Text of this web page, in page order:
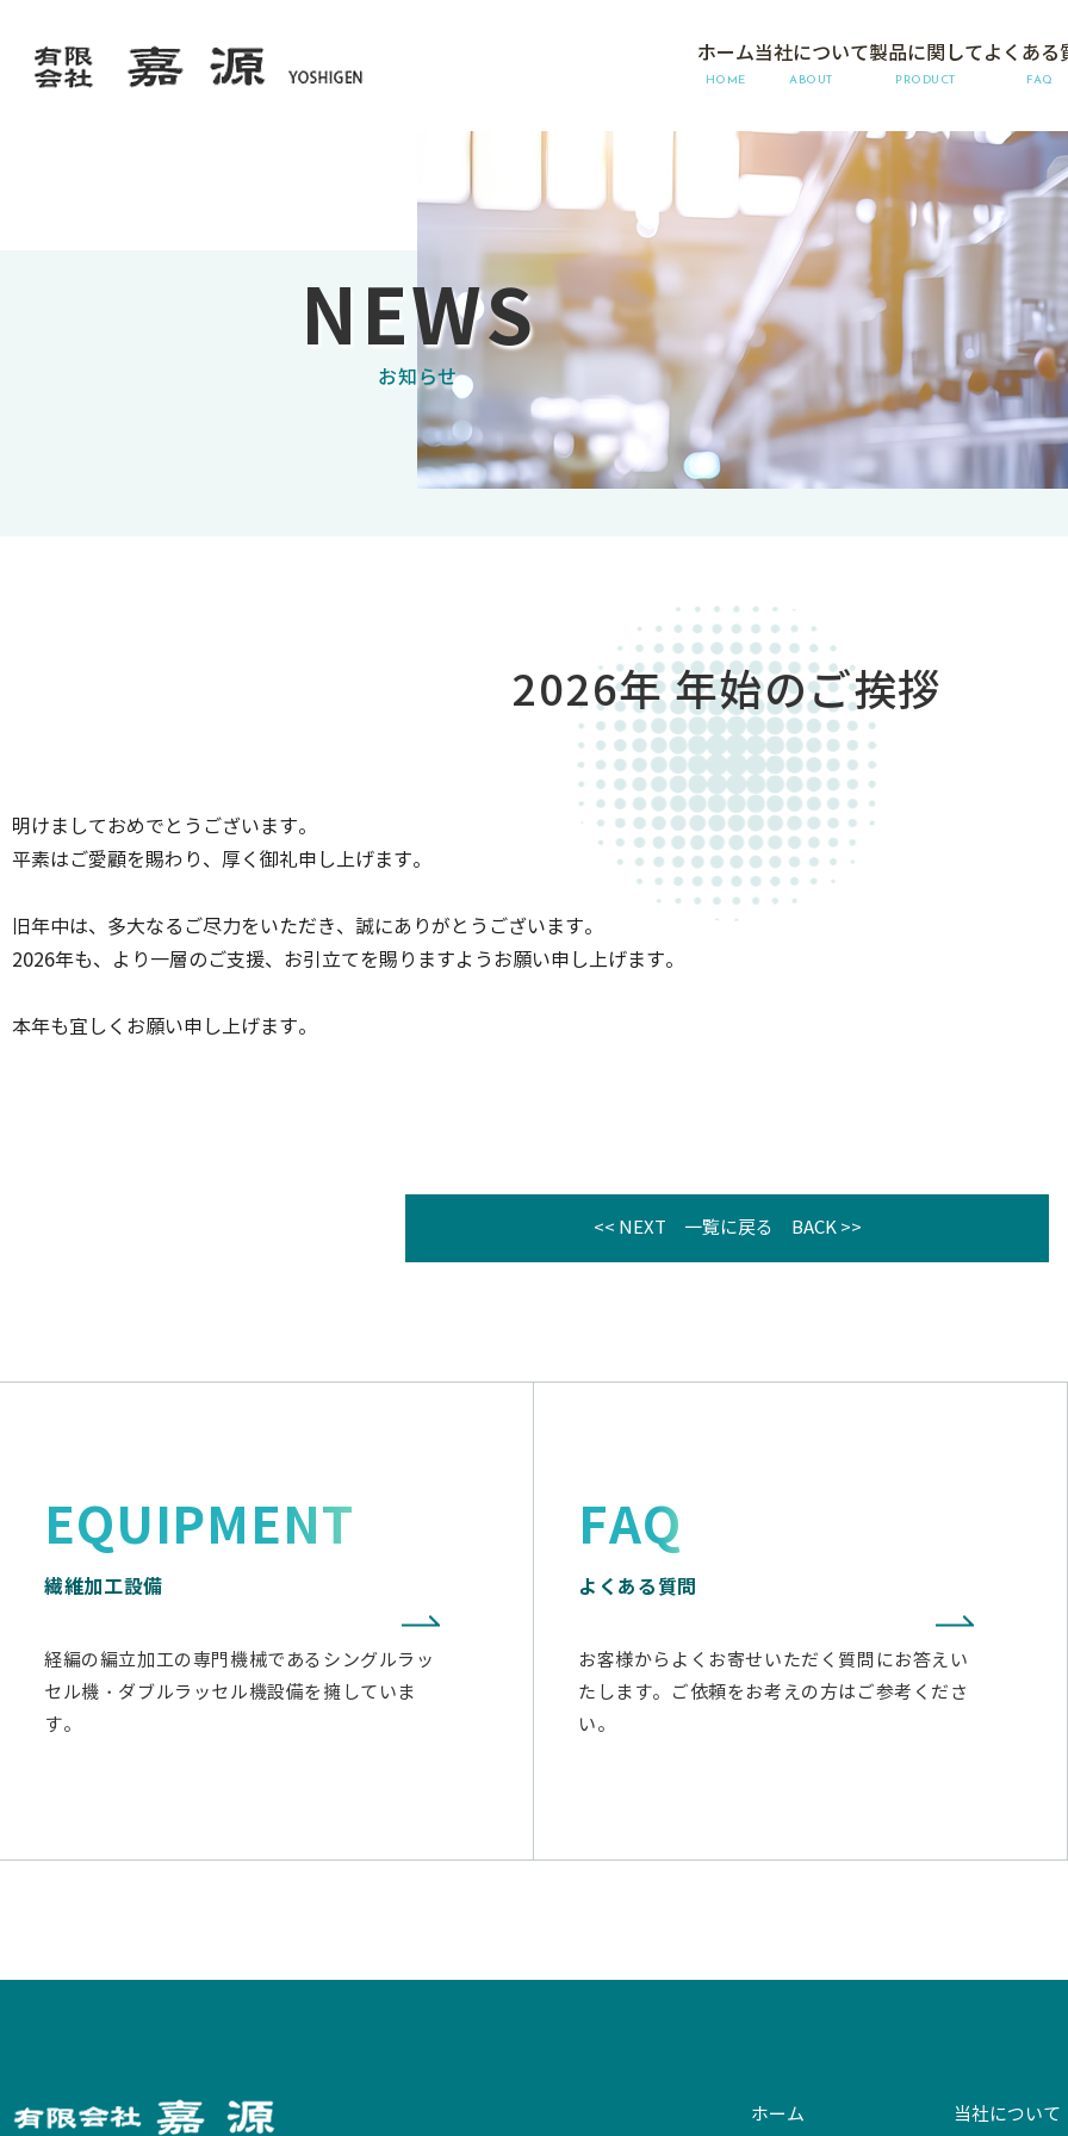
ホーム
HOME
当社について
ABOUT
製品に関して
PRODUCT
よくある
FAQ
NEWS
お知らせ
2026年 年始のご挨拶
明けましておめでとうございます。
平素はご愛顧を賜わり、厚く御礼申し上げます。
旧年中は、多大なるご尽力をいただき、誠にありがとうございます。
2026年も、より一層のご支援、お引立てを賜りますようお願い申し上げます。
本年も宜しくお願い申し上げます。
<< NEXT 一覧に戻る BACK >>
EQUIPMENT
繊維加工設備
経編の編立加工の専門機械であるシングルラッ
セル機・ダブルラッセル機設備を擁していま
す。
FAQ
よくある質問
お客様からよくお寄せいただく質問にお答えい
たします。ご依頼をお考えの方はご参考くださ
い。
ホーム 当社について